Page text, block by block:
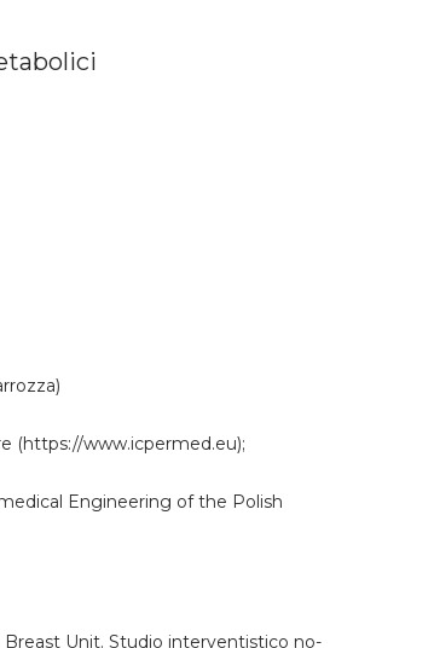
(https://www.icpermed.eu);
Engineering of the Polish
Breast Unit. Studio interventistico no-